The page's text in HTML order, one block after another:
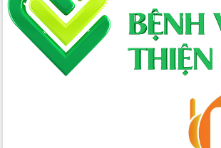
Đắk Lắk đẩy mạnh nuôi biển công
nghệ, hướng tới phát triển thủy sản
bền vững
Tập huấn nâng cao năng lực triển khai
chuyển đổi số cho cán bộ, công chức